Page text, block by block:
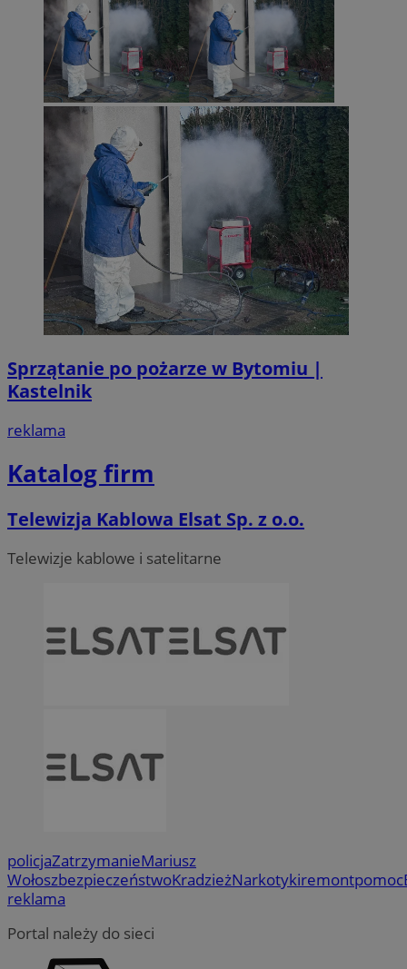
Sprzątanie po pożarze w Bytomiu |
Kastelnik
reklama
Katalog firm
Telewizja Kablowa Elsat Sp. z o.o.
Telewizje kablowe i satelitarne
policjaZatrzymanieMariusz
WołoszbezpieczeństwoKradzieżNarkotykiremontpomoc
reklama
Portal należy do sieci